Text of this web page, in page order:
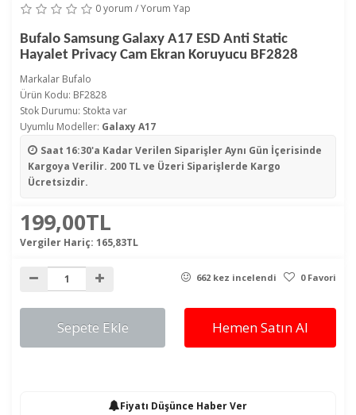
0 yorum /Yorum Yap
Bufalo Samsung Galaxy A17 ESD Anti Static
Hayalet Privacy Cam Ekran Koruyucu BF2828
Markalar Bufalo
Ürün Kodu: BF2828
Stok Durumu: Stokta var
Uyumlu Modeller: Galaxy A17
Saat 16:30'a Kadar Verilen SiparişlerAynı Gün İçerisinde
Kargoya Verilir. 200 TL ve Üzeri Siparişlerde Kargo
Ücretsizdir.
199,00TL
Vergiler Hariç: 165,83TL
662 kez incelendi 0 Favori
Sepete Ekle Hemen Satın Al
Fiyatı Düşünce Haber Ver